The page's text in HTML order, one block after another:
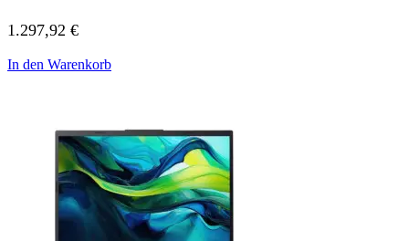
1.297,92 €
In den Warenkorb